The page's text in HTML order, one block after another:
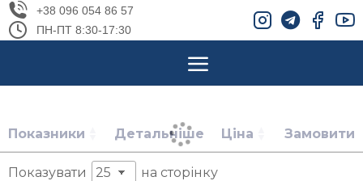
+38 096 054 86 57
ПН-ПТ 8:30-17:30
Показники Детальніше Ціна Замовити
Показувати на сторінку